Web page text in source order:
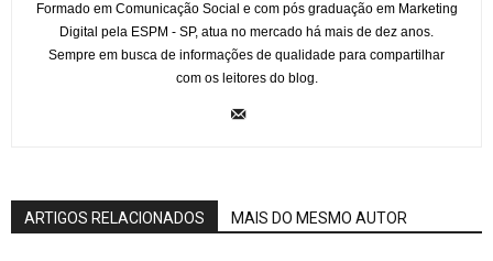
Formado em Comunicação Social e com pós graduação em Marketing
Digital pela ESPM - SP, atua no mercado há mais de dez anos.
Sempre em busca de informações de qualidade para compartilhar
com os leitores do blog.
ARTIGOS RELACIONADOS MAIS DO MESMO AUTOR